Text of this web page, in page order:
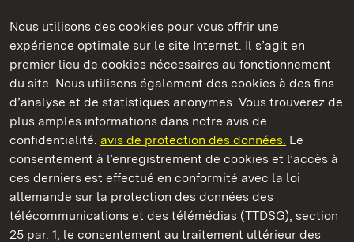
Nous utilisons des cookies pour vous offrir une
expérience optimale sur le site Internet. Il s’agit en
premier lieu de cookies nécessaires au fonctionnement
du site. Nous utilisons également des cookies à des fins
d’analyse et de statistiques anonymes. Vous trouverez de
plus amples informations dans notre avis de
confidentialité. avis de protection des données. Le
consentement à l’enregistrement de cookies et l’accès à
ces derniers est effectué en conformité avec la loi
allemande sur la protection des données des
télécommunications et des télémédias (TTDSG), section
25 par. 1, le consentement au traitement ultérieur des
Châteaux et jardins publics du Bade-Wurtemberg
Château de la Favorite de Rastatt
Châteaux et jardins publics du Bade-Wurtemberg
Contact et informationsFAQ et réponsesMentions légales
Protection des données